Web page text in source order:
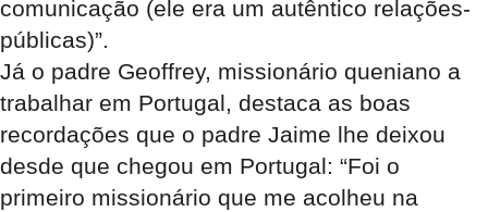
comunicação (ele era um autêntico relações-
públicas)”.
Já o padre Geoffrey, missionário queniano a
trabalhar em Portugal, destaca as boas
recordações que o padre Jaime lhe deixou
desde que chegou em Portugal: “Foi o
primeiro missionário que me acolheu na